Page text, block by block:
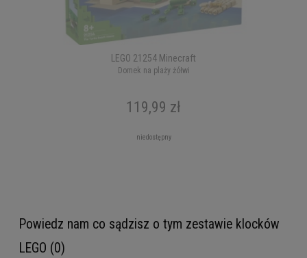
LEGO 21254 Minecraft
Domek na plaży żółwi
119,99 zł
niedostępny
Powiedz nam co sądzisz o tym zestawie klocków
LEGO (0)